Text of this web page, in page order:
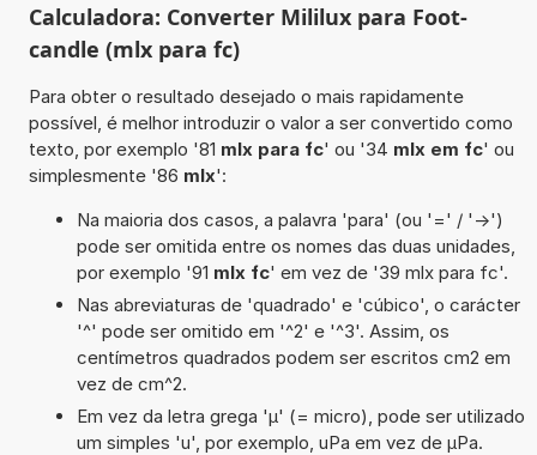
Calculadora: Converter Mililux para Foot-
candle (mlx para fc)
Para obter o resultado desejado o mais rapidamente
possível, é melhor introduzir o valor a ser convertido como
texto, por exemplo '81 mlx para fc' ou '34 mlx em fc' ou
simplesmente '86 mlx':
Na maioria dos casos, a palavra 'para' (ou '=' / '->')
pode ser omitida entre os nomes das duas unidades,
por exemplo '91 mlx fc' em vez de '39 mlx para fc'.
Nas abreviaturas de 'quadrado' e 'cúbico', o carácter
'^' pode ser omitido em '^2' e '^3'. Assim, os
centímetros quadrados podem ser escritos cm2 em
vez de cm^2.
Em vez da letra grega 'µ' (= micro), pode ser utilizado
um simples 'u', por exemplo, uPa em vez de µPa.